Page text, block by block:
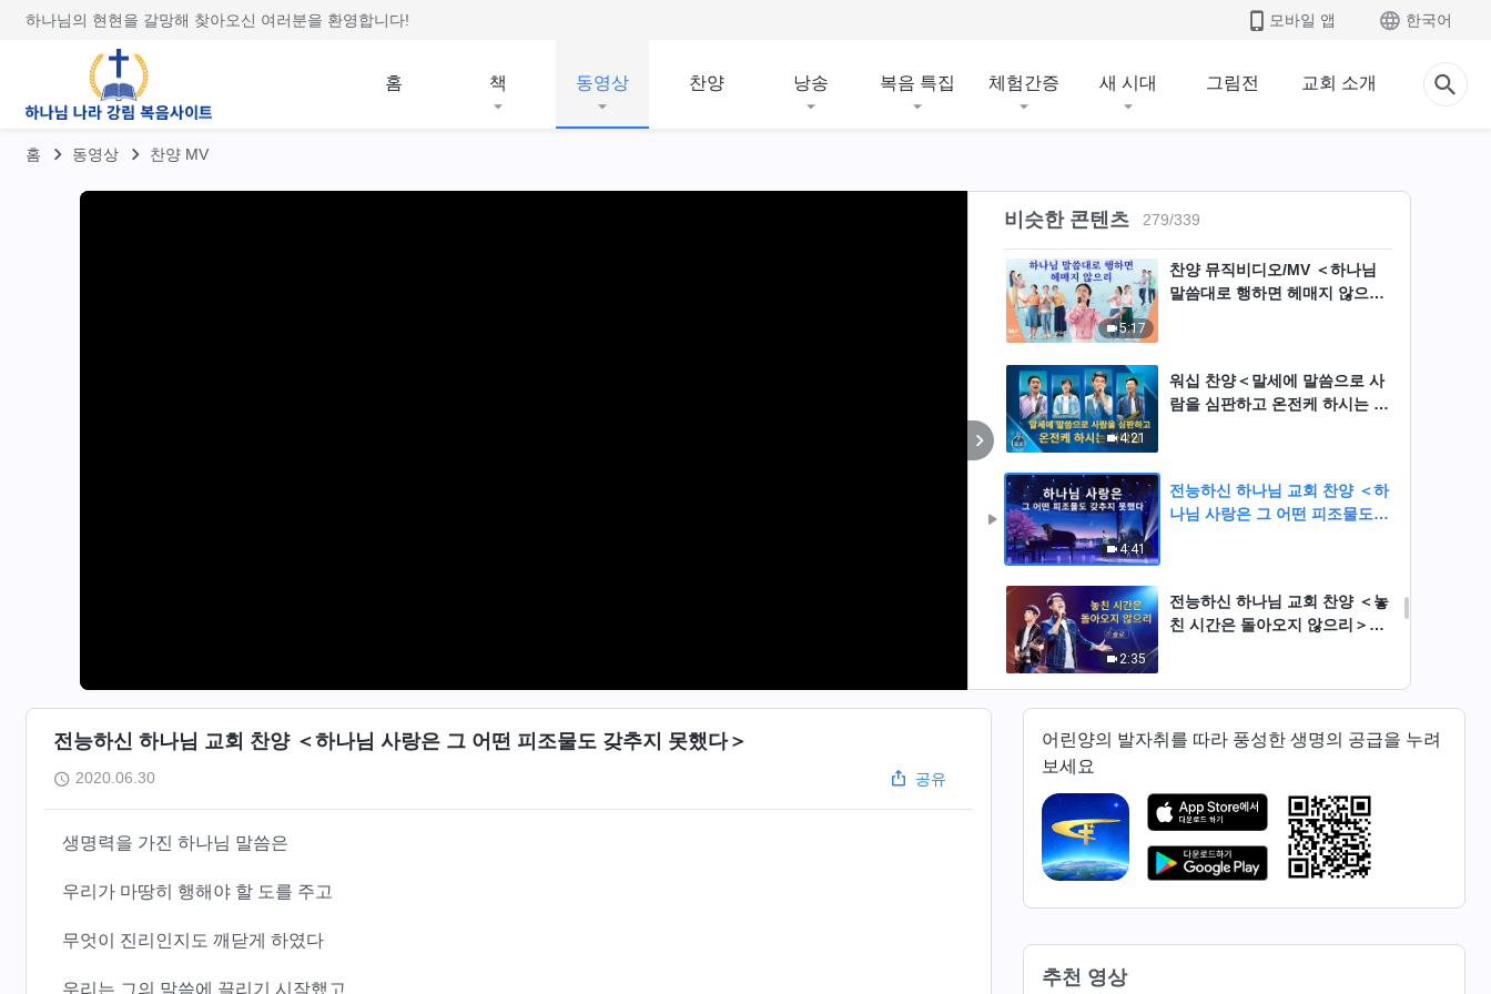
하나님의 현현을 갈망해 찾아오신 여러분을 환영합니다! 모바일 앱 한국어
홈 책 동영상 찬양 낭송 복음 특집 체험간증 새 시대 그림전 교회 소개
홈 동영상 찬양 MV
비슷한 콘텐츠 279/339
5:34
세 성육신은 말씀으로 사람을 온
전케 한다＞
3:49
5:17
찬양 뮤직비디오/MV ＜하나님
말씀대로 행하면 헤매지 않으리
4:21
워십 찬양＜말세에 말씀으로 사
람을 심판하고 온전케 하시는 하
4:41
전능하신 하나님 교회 찬양 ＜하
나님 사랑은 그 어떤 피조물도
2:35
전능하신 하나님 교회 찬양 ＜놓
친 시간은 돌아오지 않으리＞
전능하신 하나님 교회 찬양 ＜하
나님 말씀이 모든 것을 이룬다＞
4:52
전능하신 하나님 교회 찬양 ＜하
나님은 네가 말한 것처럼 그렇게
간단한가＞ (솔로 찬양)
3:54
전능하신 하나님 교회 찬양 ＜하나님 사랑은 그 어떤 피조물도 갖추지 못했다＞
2020.06.30 공유
생명력을 가진 하나님 말씀은
우리가 마땅히 행해야 할 도를 주고
무엇이 진리인지도 깨닫게 하였다
우리는 그의 말씀에 끌리기 시작했고
어린양의 발자취를 따라 풍성한 생명의 공급을 누려
보세요
추천 영상